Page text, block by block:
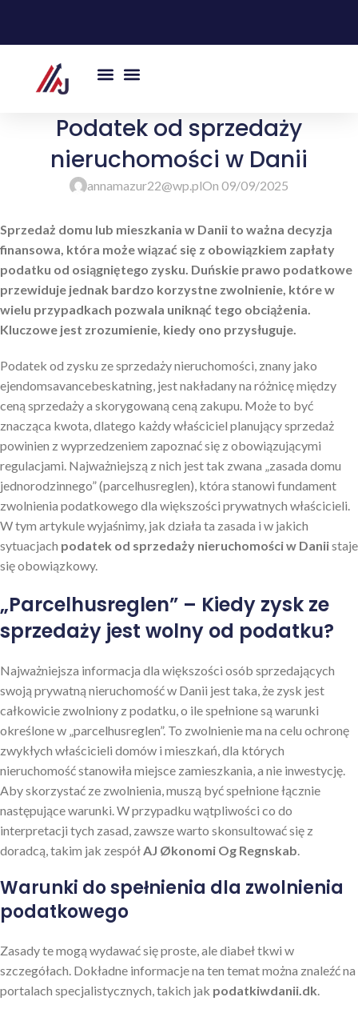
Podatek od sprzedaży
nieruchomości w Danii
annamazur22@wp.plOn 09/09/2025
Sprzedaż domu lub mieszkania w Danii to ważna decyzja
finansowa, która może wiązać się z obowiązkiem zapłaty
podatku od osiągniętego zysku. Duńskie prawo podatkowe
przewiduje jednak bardzo korzystne zwolnienie, które w
wielu przypadkach pozwala uniknąć tego obciążenia.
Kluczowe jest zrozumienie, kiedy ono przysługuje.
Podatek od zysku ze sprzedaży nieruchomości, znany jako
ejendomsavancebeskatning, jest nakładany na różnicę między
ceną sprzedaży a skorygowaną ceną zakupu. Może to być
znacząca kwota, dlatego każdy właściciel planujący sprzedaż
powinien z wyprzedzeniem zapoznać się z obowiązującymi
regulacjami. Najważniejszą z nich jest tak zwana „zasada domu
jednorodzinnego” (parcelhusreglen), która stanowi fundament
zwolnienia podatkowego dla większości prywatnych właścicieli.
W tym artykule wyjaśnimy, jak działa ta zasada i w jakich
sytuacjach podatek od sprzedaży nieruchomości w Daniistaje
się obowiązkowy.
„Parcelhusreglen” – Kiedy zysk ze
sprzedaży jest wolny od podatku?
Najważniejsza informacja dla większości osób sprzedających
swoją prywatną nieruchomość w Danii jest taka, że zysk jest
całkowicie zwolniony z podatku, o ile spełnione są warunki
określone w „parcelhusreglen”. To zwolnienie ma na celu ochronę
zwykłych właścicieli domów i mieszkań, dla których
nieruchomość stanowiła miejsce zamieszkania, a nie inwestycję.
Aby skorzystać ze zwolnienia, muszą być spełnione łącznie
następujące warunki. W przypadku wątpliwości co do
interpretacji tych zasad, zawsze warto skonsultować się z
doradcą, takim jak zespółAJ Økonomi Og Regnskab.
Warunki do spełnienia dla zwolnienia
podatkowego
Zasady te mogą wydawać się proste, ale diabeł tkwi w
szczegółach. Dokładne informacje na ten temat można znaleźć na
portalach specjalistycznych, takich jak podatkiwdanii.dk.